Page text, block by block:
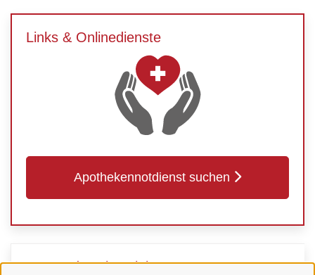
Links & Onlinedienste
Apothekennotdienst suchen
Verwandte Dienstleistungen